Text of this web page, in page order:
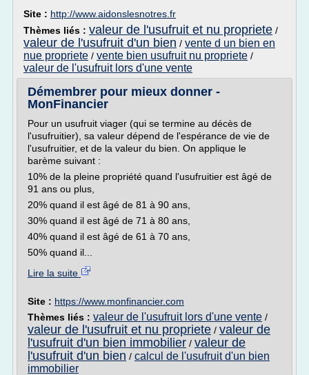
Site : http://www.aidonslesnotres.fr
Thèmes liés : valeur de l'usufruit et nu propriete /
valeur de l'usufruit d'un bien / vente d un bien en
nue propriete / vente bien usufruit nu propriete /
valeur de l'usufruit lors d'une vente
Démembrer pour mieux donner -
MonFinancier
Pour un usufruit viager (qui se termine au décès de
l'usufruitier), sa valeur dépend de l'espérance de vie de
l'usufruitier, et de la valeur du bien. On applique le
barème suivant :
10% de la pleine propriété quand l'usufruitier est âgé de
91 ans ou plus,
20% quand il est âgé de 81 à 90 ans,
30% quand il est âgé de 71 à 80 ans,
40% quand il est âgé de 61 à 70 ans,
50% quand il...
Lire la suite
Site : https://www.monfinancier.com
Thèmes liés : valeur de l'usufruit lors d'une vente /
valeur de l'usufruit et nu propriete / valeur de
l'usufruit d'un bien immobilier / valeur de
l'usufruit d'un bien / calcul de l'usufruit d'un bien
immobilier